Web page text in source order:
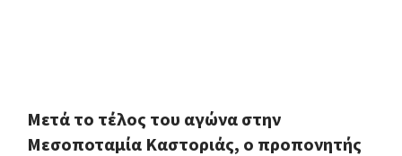
Μετά το τέλος του αγώνα στην
Μεσοποταμία Καστοριάς, ο προπονητής